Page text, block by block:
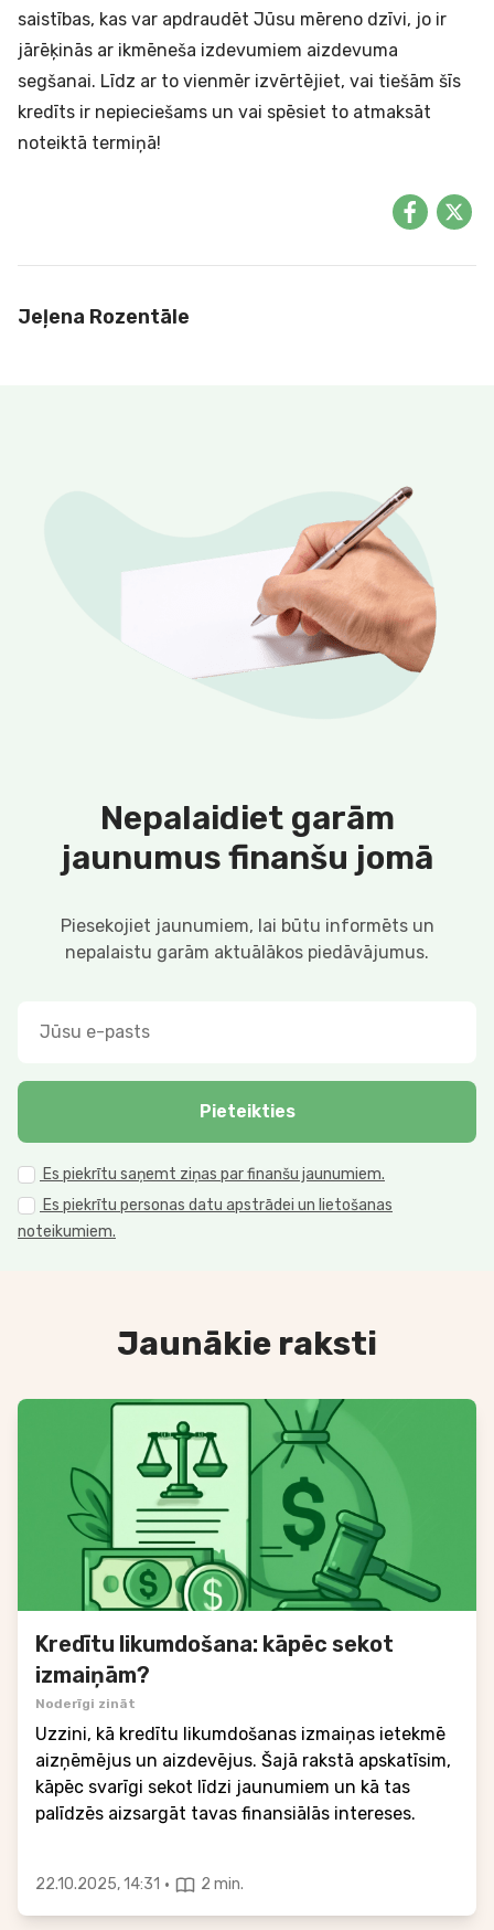
saistības, kas var apdraudēt Jūsu mēreno dzīvi, jo ir
jārēķinās ar ikmēneša izdevumiem aizdevuma
segšanai. Līdz ar to vienmēr izvērtējiet, vai tiešām šīs
kredīts ir nepieciešams un vai spēsiet to atmaksāt
noteiktā termiņā!
Jeļena Rozentāle
Nepalaidiet garām
jaunumus finanšu jomā
Piesekojiet jaunumiem, lai būtu informēts un
nepalaistu garām aktuālākos piedāvājumus.
Pieteikties
Es piekrītu saņemt ziņas par finanšu jaunumiem.
Es piekrītu personas datu apstrādei un lietošanas
noteikumiem.
Jaunākie raksti
Kredītu likumdošana: kāpēc sekot
izmaiņām?
Noderīgi zināt
Uzzini, kā kredītu likumdošanas izmaiņas ietekmē
aizņēmējus un aizdevējus. Šajā rakstā apskatīsim,
kāpēc svarīgi sekot līdzi jaunumiem un kā tas
palīdzēs aizsargāt tavas finansiālās intereses.
22.10.2025, 14:31 · 2 min.